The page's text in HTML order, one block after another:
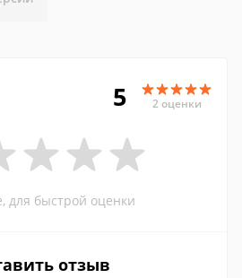
5 2 оценки
для быстрой оценки
отзыв